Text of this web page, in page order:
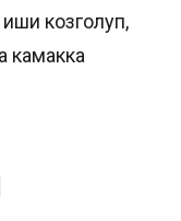
козголуп,
камакка